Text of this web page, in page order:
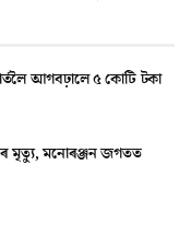
আগবঢ়ালে ৫ কোটি টকা
মৃত্যু, মনোৰঞ্জন জগতত